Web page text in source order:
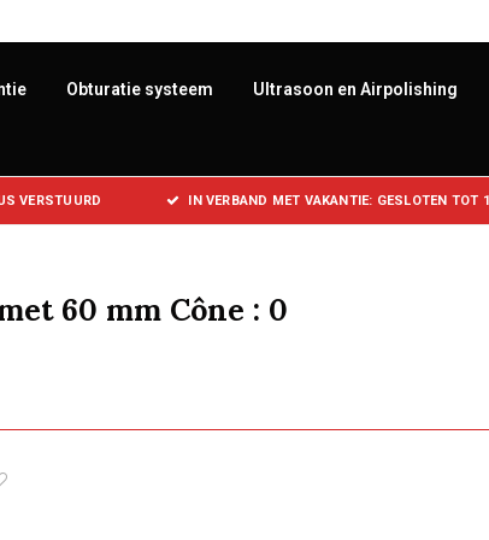
Obturatie systeem Ultrasoon en Airpolishing
VERSTUURD IN VERBAND MET VAKANTIE: GESLOTEN TOT
60 mm Cône : 0